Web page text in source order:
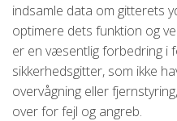
indsamle data om gitterets
optimere dets funktion og
er en væsentlig forbedring i
sikkerhedsgitter, som ikke
overvågning eller
over for fejl og angreb.